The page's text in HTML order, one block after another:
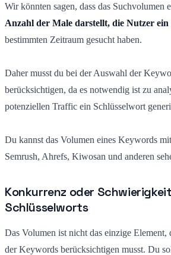
Wir könnten sagen, dass das Suchvolumen
Anzahl der Male darstellt, die Nutzer
bestimmten Zeitraum gesucht haben.
Daher musst du bei der Auswahl der
berücksichtigen, da es notwendig ist zu
potenziellen Traffic ein Schlüsselwort
Du kannst das Volumen eines Keywords mit
Semrush, Ahrefs, Kiwosan und anderen
Konkurrenz oder
Schlüsselworts
Das Volumen ist nicht das einzige Element,
der Keywords berücksichtigen musst. Du